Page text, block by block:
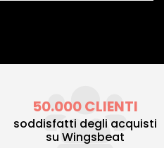
50.000 CLIENTI
soddisfatti degli acquisti
su Wingsbeat